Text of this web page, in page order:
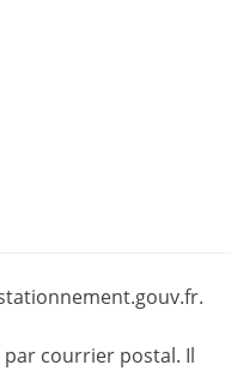
.
par courrier postal. Il